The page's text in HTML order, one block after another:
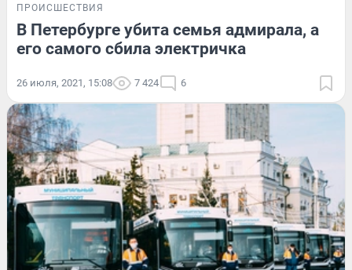
ПРОИСШЕСТВИЯ
В Петербурге убита семья адмирала, а
его самого сбила электричка
26 июля, 2021, 15:08 7 424 6